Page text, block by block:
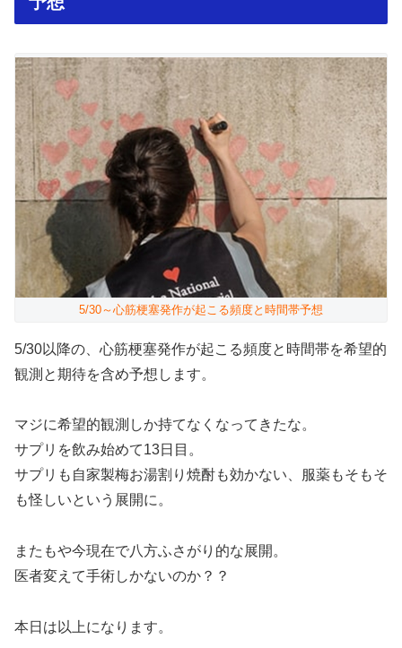
5/30～心筋梗塞発作が起こる頻度と時間帯予想
5/30以降の、心筋梗塞発作が起こる頻度と時間帯を希望的
観測と期待を含め予想します。
マジに希望的観測しか持てなくなってきたな。
サプリを飲み始めて13日目。
サプリも自家製梅お湯割り焼酎も効かない、服薬もそもそ
も怪しいという展開に。
またもや今現在で八方ふさがり的な展開。
医者変えて手術しかないのか？？
本日は以上になります。